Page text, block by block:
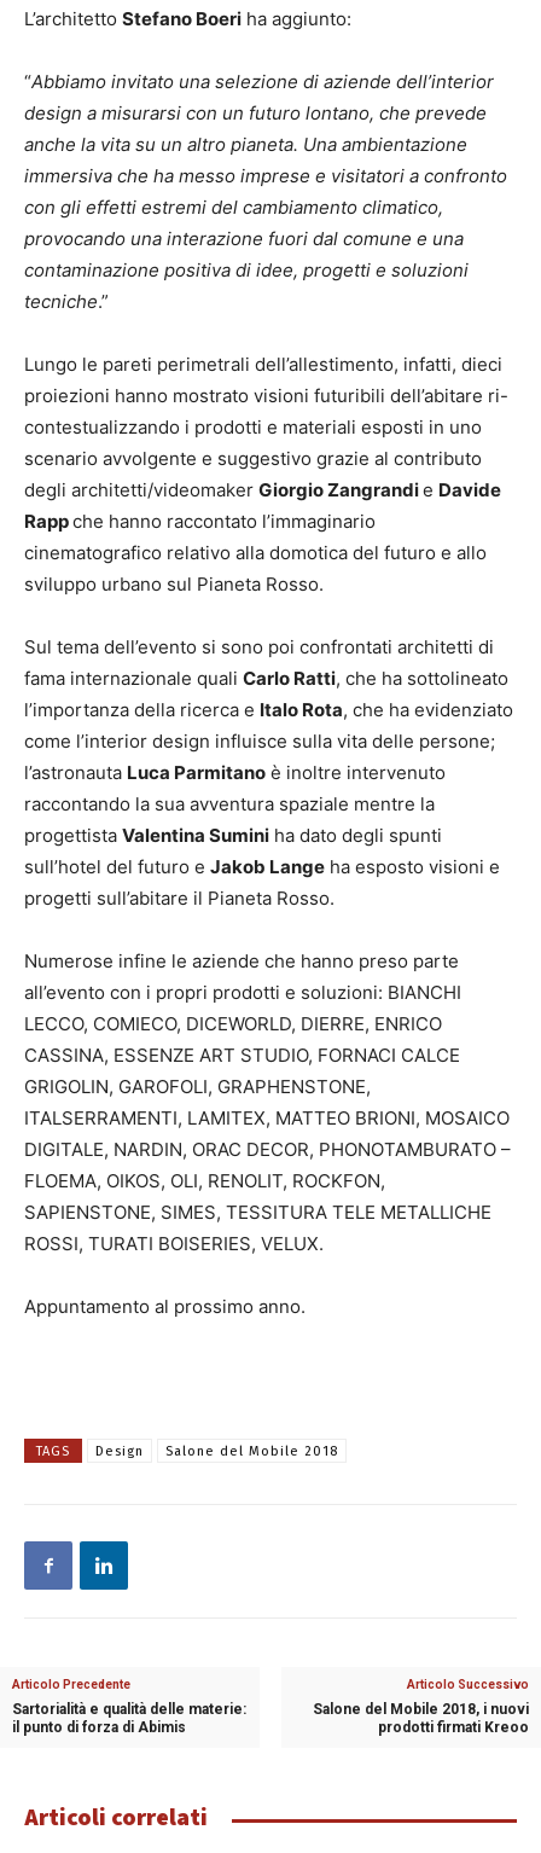
L’architetto Stefano Boeri ha aggiunto:
“Abbiamo invitato una selezione di aziende dell’interior
design a misurarsi con un futuro lontano, che prevede
anche la vita su un altro pianeta. Una ambientazione
immersiva che ha messo imprese e visitatori a confronto
con gli effetti estremi del cambiamento climatico,
provocando una interazione fuori dal comune e una
contaminazione positiva di idee, progetti e soluzioni
tecniche.”
Lungo le pareti perimetrali dell’allestimento, infatti, dieci
proiezioni hanno mostrato visioni futuribili dell’abitare ri-
contestualizzando i prodotti e materiali esposti in uno
scenario avvolgente e suggestivo grazie al contributo
degli architetti/videomaker Giorgio Zangrandie Davide
Rappche hanno raccontato l’immaginario
cinematografico relativo alla domotica del futuro e allo
sviluppo urbano sul Pianeta Rosso.
Sul tema dell’evento si sono poi confrontati architetti di
fama internazionale quali Carlo Ratti, che ha sottolineato
l’importanza della ricerca e Italo Rota, che ha evidenziato
come l’interior design influisce sulla vita delle persone;
l’astronauta Luca Parmitano è inoltre intervenuto
raccontando la sua avventura spaziale mentre la
progettista Valentina Sumini ha dato degli spunti
sull’hotel del futuro e Jakob Lange ha esposto visioni e
progetti sull’abitare il Pianeta Rosso.
Numerose infine le aziende che hanno preso parte
all’evento con i propri prodotti e soluzioni: BIANCHI
LECCO, COMIECO, DICEWORLD, DIERRE, ENRICO
CASSINA, ESSENZE ART STUDIO, FORNACI CALCE
GRIGOLIN, GAROFOLI, GRAPHENSTONE,
ITALSERRAMENTI, LAMITEX, MATTEO BRIONI, MOSAICO
DIGITALE, NARDIN, ORAC DECOR, PHONOTAMBURATO –
FLOEMA, OIKOS, OLI, RENOLIT, ROCKFON,
SAPIENSTONE, SIMES, TESSITURA TELE METALLICHE
ROSSI, TURATI BOISERIES, VELUX.
Appuntamento al prossimo anno.
TAGS Design Salone del Mobile 2018
Articolo Precedente
Sartorialità e qualità delle materie:
il punto di forza di Abimis
Articolo Successivo
Salone del Mobile 2018, i nuovi
prodotti firmati Kreoo
Articoli correlati